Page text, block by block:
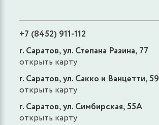
+7 (8452) 911-112
г. Саратов, ул. Степана Разина, 77
открыть карту
г. Саратов, ул. Сакко и Ванцетти, 59
открыть карту
г. Саратов, ул. Симбирская, 55А
открыть карту